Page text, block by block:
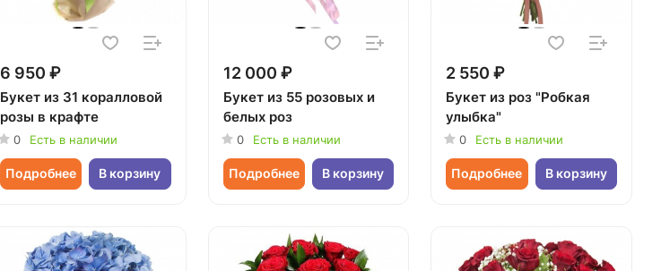
6 950 ₽
Букет из 31 коралловой
розы в крафте
0 Есть в наличии
Подробнее В корзину
12 000 ₽
Букет из 55 розовых и
белых роз
0 Есть в наличии
Подробнее В корзину
2 550 ₽
Букет из роз "Робкая
улыбка"
0 Есть в наличии
Подробнее В корзину